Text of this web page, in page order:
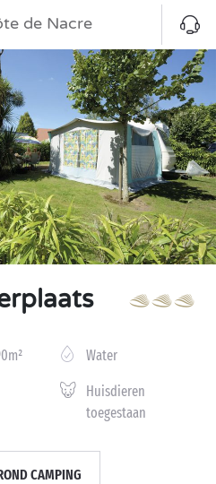
de Nacre
Water
Huisdieren
toegestaan
CAMPING